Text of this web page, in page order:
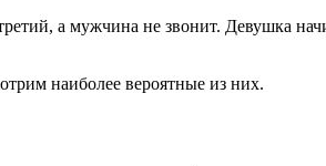
а мужчина не звонит. Девушка
наиболее вероятные из них.